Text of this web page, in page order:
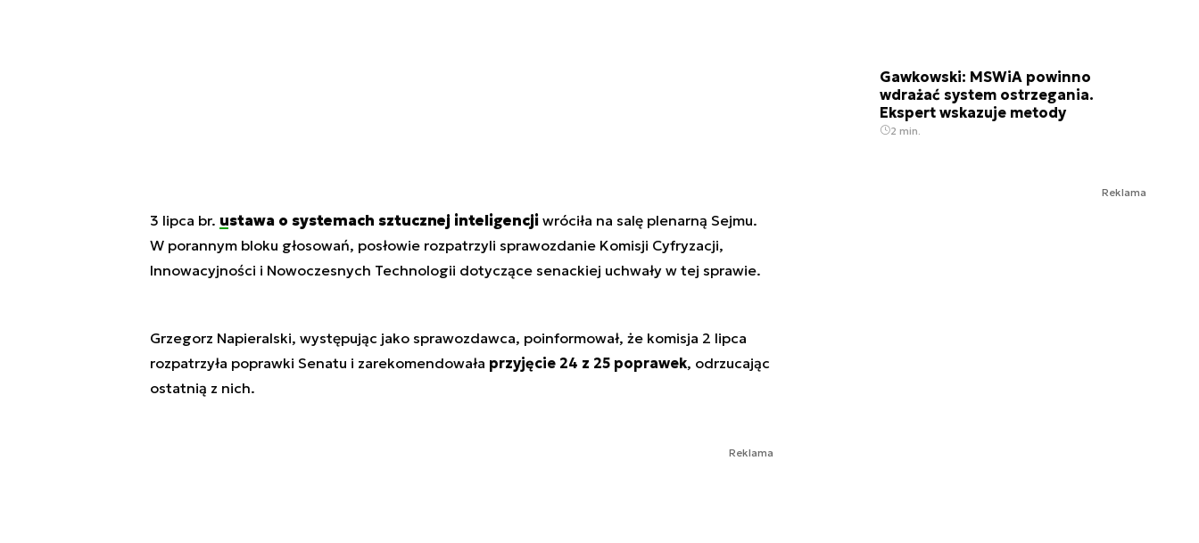
3 lipca br. ustawa o systemach sztucznej inteligencjiwróciła na salę plenarną Sejmu.
W porannym bloku głosowań, posłowie rozpatrzyli sprawozdanie Komisji Cyfryzacji,
Innowacyjności i Nowoczesnych Technologii dotyczące senackiej uchwały w tej sprawie.
Grzegorz Napieralski, występując jako sprawozdawca, poinformował, że komisja 2 lipca
rozpatrzyła poprawki Senatu i zarekomendowała przyjęcie 24 z 25 poprawek, odrzucając
ostatnią z nich.
Reklama
Gawkowski: MSWiA powinno
wdrażać system ostrzegania.
Ekspert wskazuje metody
2 min.
Reklama